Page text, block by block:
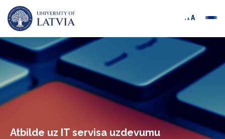
Atbilde uz IT servisa uzdevumu